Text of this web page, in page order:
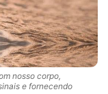
nosso corpo,
e fornecendo